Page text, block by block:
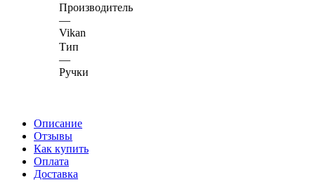
Производитель
—
Vikan
Тип
—
Ручки
Описание
Отзывы
Как купить
Оплата
Доставка